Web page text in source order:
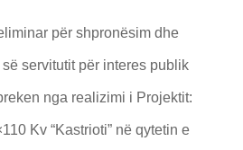
për shpronësim dhe
servitutit për interes publik
nga realizimi i Projektit:
Kv “Kastrioti” në qytetin e